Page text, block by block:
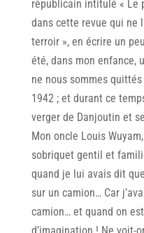
républicain intitulé « Le
dans cette revue qui ne
terroir », en écrire un
été, dans mon enfance,
ne nous sommes
1942 ; et durant ce
verger de Danjoutin et
Mon oncle Louis
sobriquet gentil et
quand je lui avais dit
sur un camion… Car
camion… et quand on
d’imagination ! Ne voit-